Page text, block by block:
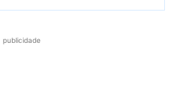
publicidade